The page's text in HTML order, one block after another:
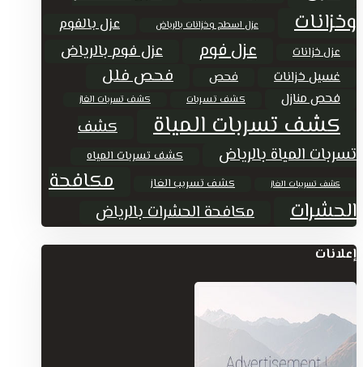
وخزانات
عزل اسطح وخزانات بالرياض عزل بالفوم
عزل خزانات عزل فوم عزل فوم بالرياض
غسيل خزانات فحص فحص فلل
فحص منازل كشف تسربات كشف تسربات الغاز
كشف تسربات المياة
كشف
تسربات المياة بالرياض
كشف تسربات المياه
كشف تسريبات الغاز كشف تسريب الغاز
مكافحة
الحشرات
مكافحة الحشرات بالرياض
إعلانات